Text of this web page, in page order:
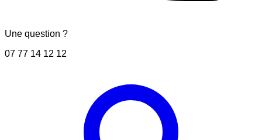
Une question ?
07 77 14 12 12